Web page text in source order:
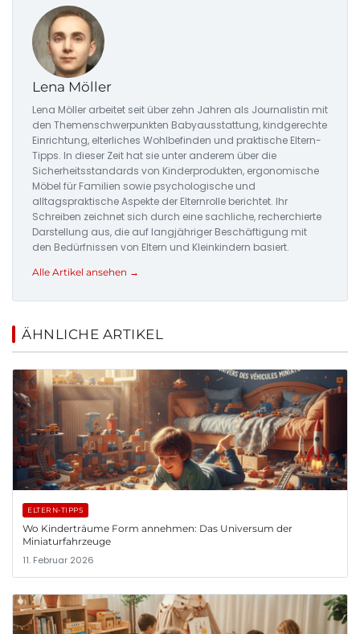
Lena Möller
Lena Möller arbeitet seit über zehn Jahren als Journalistin mit
den Themenschwerpunkten Babyausstattung, kindgerechte
Einrichtung, elterliches Wohlbefinden und praktische Eltern-
Tipps. In dieser Zeit hat sie unter anderem über die
Sicherheitsstandards von Kinderprodukten, ergonomische
Möbel für Familien sowie psychologische und
alltagspraktische Aspekte der Elternrolle berichtet. Ihr
Schreiben zeichnet sich durch eine sachliche, recherchierte
Darstellung aus, die auf langjähriger Beschäftigung mit
den Bedürfnissen von Eltern und Kleinkindern basiert.
Alle Artikel ansehen →
ÄHNLICHE ARTIKEL
ELTERN-TIPPS
Wo Kinderträume Form annehmen: Das Universum der
Miniaturfahrzeuge
11. Februar 2026